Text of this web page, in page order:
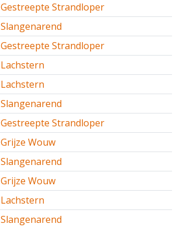
Gestreepte Strandloper
Slangenarend
Gestreepte Strandloper
Lachstern
Lachstern
Slangenarend
Gestreepte Strandloper
Grijze Wouw
Slangenarend
Grijze Wouw
Lachstern
Slangenarend